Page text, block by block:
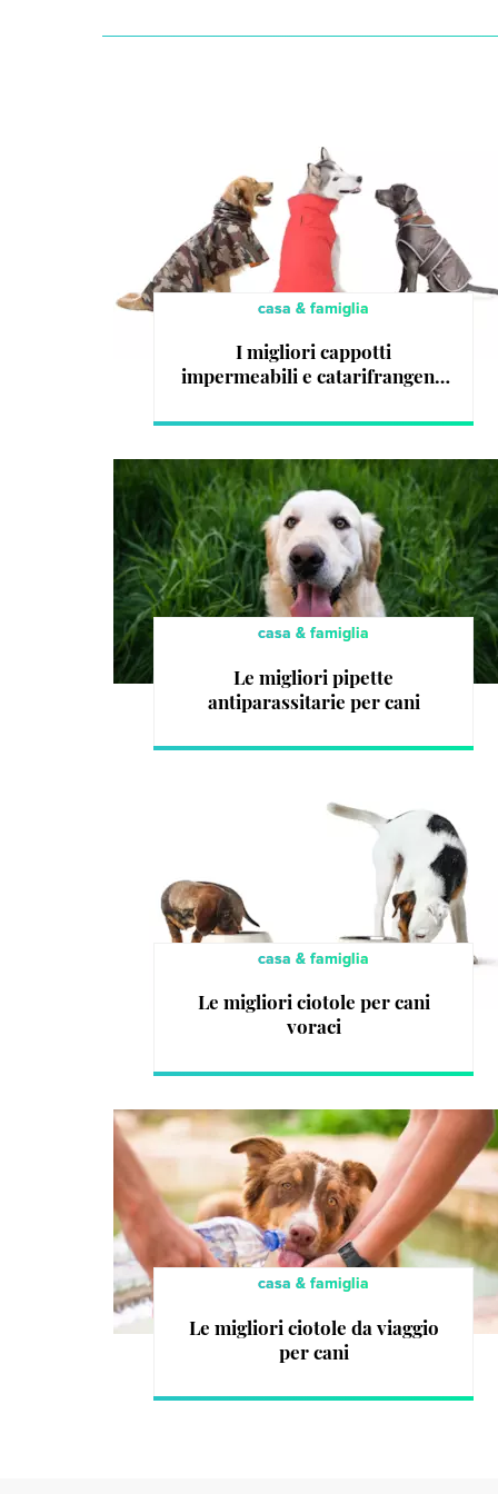
casa & famiglia
I migliori cappotti
impermeabili e catarifrangenti
casa & famiglia
Le migliori pipette
antiparassitarie per cani
casa & famiglia
Le migliori ciotole per cani
voraci
casa & famiglia
Le migliori ciotole da viaggio
per cani